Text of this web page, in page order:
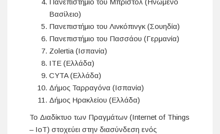
Βασίλειο)
Πανεπιστήμιο του Λινκόπινγκ (Σουηδία)
Πανεπιστήμιο του Πασσάου (Γερμανία)
Zolertia (Ισπανία)
ITE (Ελλάδα)
CYTA (Ελλάδα)
Δήμος Ταρραγόνα (Ισπανία)
Δήμος Ηρακλείου (Ελλάδα)
Το Διαδίκτυο των Πραγμάτων (Internet of Things
– IoT) στοχεύει στην διασύνδεση ενός